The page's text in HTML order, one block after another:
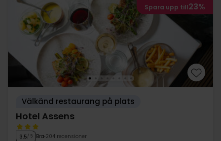
Spara upp till23%
Välkänd restaurang på plats
Hotel Assens
3.5/ 5 Bra 204 recensioner